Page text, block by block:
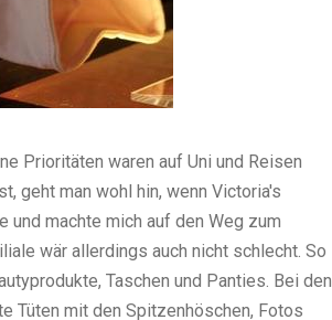
Prioritäten waren auf Uni und Reisen
geht man wohl hin, wenn Victoria's
und machte mich auf den Weg zum
wär allerdings auch nicht schlecht. So
Taschen und Panties. Bei den
Tüten mit den Spitzenhöschen, Fotos